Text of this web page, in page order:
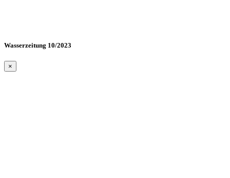
Wasserzeitung 10/2023
×